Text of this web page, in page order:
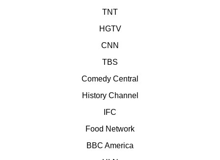
TNT
HGTV
CNN
TBS
Comedy Central
History Channel
IFC
Food Network
BBC America